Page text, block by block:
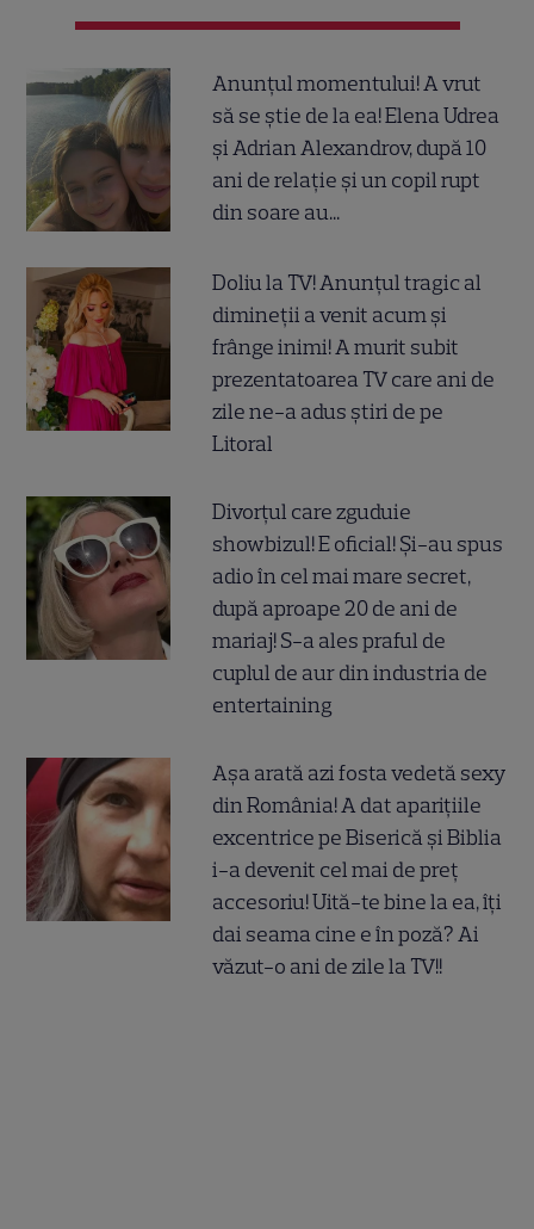
Anunțul momentului! A vrut
să se știe de la ea! Elena Udrea
și Adrian Alexandrov, după 10
ani de relație și un copil rupt
din soare au...
Doliu la TV! Anunțul tragic al
dimineții a venit acum și
frânge inimi! A murit subit
prezentatoarea TV care ani de
zile ne-a adus știri de pe
Litoral
Divorțul care zguduie
showbizul! E oficial! Și-au spus
adio în cel mai mare secret,
după aproape 20 de ani de
mariaj! S-a ales praful de
cuplul de aur din industria de
entertaining
Așa arată azi fosta vedetă sexy
din România! A dat aparițiile
excentrice pe Biserică și Biblia
i-a devenit cel mai de preț
accesoriu! Uită-te bine la ea, îți
dai seama cine e în poză? Ai
văzut-o ani de zile la TV!!